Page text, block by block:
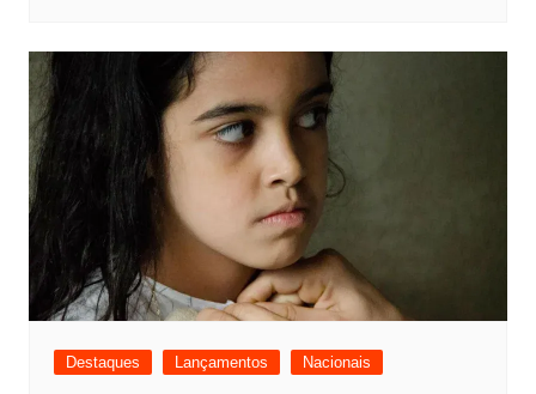
Destaques Lançamentos Nacionais